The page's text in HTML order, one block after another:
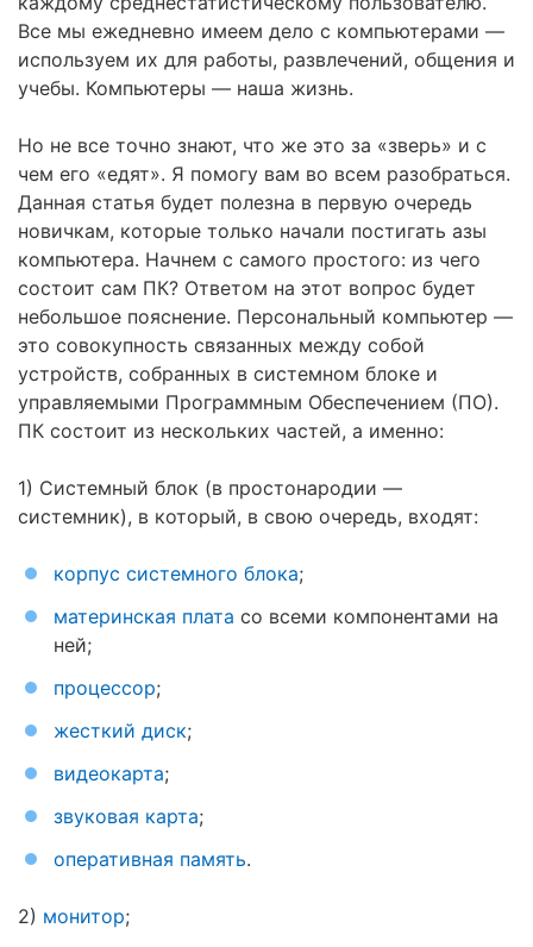
Все мы ежедневно имеем дело с компьютерами —
используем их для работы, развлечений, общения и
учебы. Компьютеры — наша жизнь.
Но не все точно знают, что же это за «зверь» и с
чем его «едят». Я помогу вам во всем разобраться.
Данная статья будет полезна в первую очередь
новичкам, которые только начали постигать азы
компьютера. Начнем с самого простого: из чего
состоит сам ПК? Ответом на этот вопрос будет
небольшое пояснение. Персональный компьютер —
это совокупность связанных между собой
устройств, собранных в системном блоке и
управляемыми Программным Обеспечением (ПО).
ПК состоит из нескольких частей, а именно:
1) Системный блок (в простонародии —
системник), в который, в свою очередь, входят:
корпус системного блока;
материнская плата со всеми компонентами на
ней;
процессор;
жесткий диск;
видеокарта;
звуковая карта;
оперативная память.
2) монитор;